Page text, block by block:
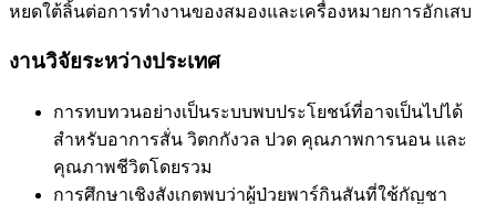
หยดใต้ลิ้นต่อการทำงานของสมองและเครื่องหมายการอักเสบ
งานวิจัยระหว่างประเทศ
การทบทวนอย่างเป็นระบบพบประโยชน์ที่อาจเป็นไปได้
สำหรับอาการสั่น วิตกกังวล ปวด คุณภาพการนอน และ
คุณภาพชีวิตโดยรวม
การศึกษาเชิงสังเกตพบว่าผู้ป่วยพาร์กินสันที่ใช้กัญชา